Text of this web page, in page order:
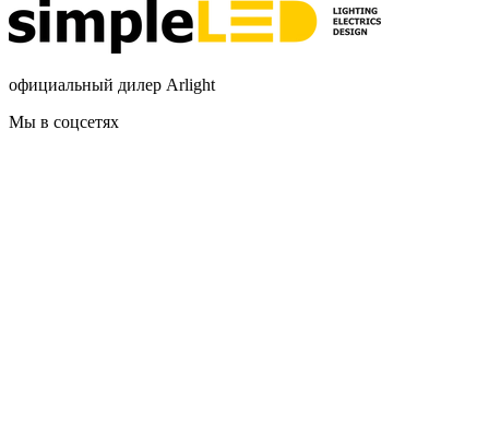
официальный дилер Arlight
Мы в соцсетях